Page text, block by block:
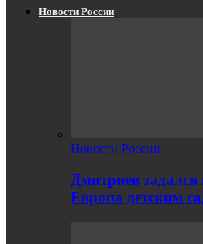
Новости России
Новости России
Дмитриев
Европа детским